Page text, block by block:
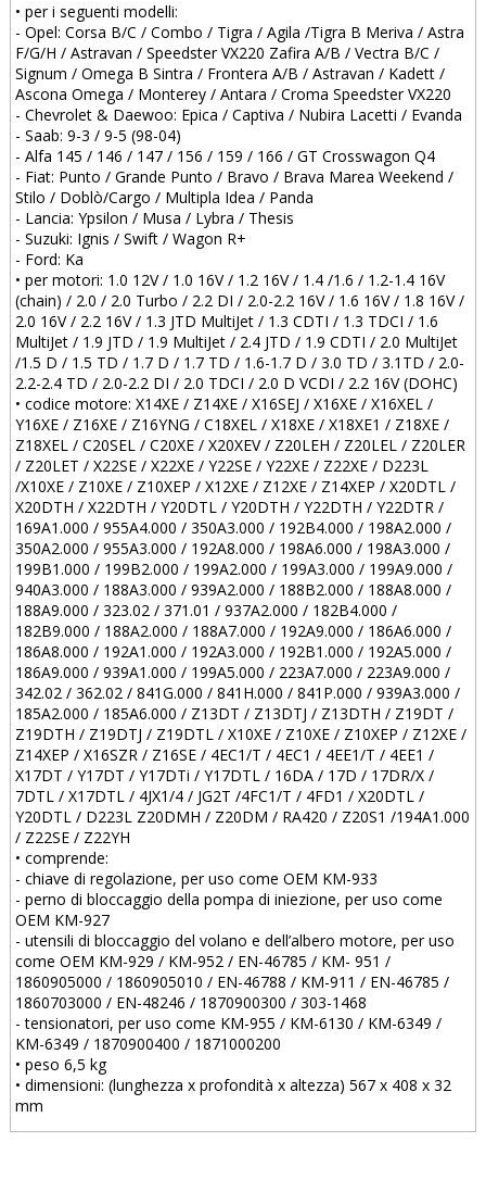
• per i seguenti modelli:
- Opel: Corsa B/C / Combo / Tigra / Agila /Tigra B Meriva / Astra
F/G/H / Astravan / Speedster VX220 Zafira A/B / Vectra B/C /
Signum / Omega B Sintra / Frontera A/B / Astravan / Kadett /
Ascona Omega / Monterey / Antara / Croma Speedster VX220
- Chevrolet & Daewoo: Epica / Captiva / Nubira Lacetti / Evanda
- Saab: 9-3 / 9-5 (98-04)
- Alfa 145 / 146 / 147 / 156 / 159 / 166 / GT Crosswagon Q4
- Fiat: Punto / Grande Punto / Bravo / Brava Marea Weekend /
Stilo / Doblò/Cargo / Multipla Idea / Panda
- Lancia: Ypsilon / Musa / Lybra / Thesis
- Suzuki: Ignis / Swift / Wagon R+
- Ford: Ka
• per motori: 1.0 12V / 1.0 16V / 1.2 16V / 1.4 /1.6 / 1.2-1.4 16V
(chain) / 2.0 / 2.0 Turbo / 2.2 DI / 2.0-2.2 16V / 1.6 16V / 1.8 16V /
2.0 16V / 2.2 16V / 1.3 JTD MultiJet / 1.3 CDTI / 1.3 TDCI / 1.6
MultiJet / 1.9 JTD / 1.9 MultiJet / 2.4 JTD / 1.9 CDTI / 2.0 MultiJet
/1.5 D / 1.5 TD / 1.7 D / 1.7 TD / 1.6-1.7 D / 3.0 TD / 3.1TD / 2.0-
2.2-2.4 TD / 2.0-2.2 DI / 2.0 TDCI / 2.0 D VCDI / 2.2 16V (DOHC)
• codice motore: X14XE / Z14XE / X16SEJ / X16XE / X16XEL /
Y16XE / Z16XE / Z16YNG / C18XEL / X18XE / X18XE1 / Z18XE /
Z18XEL / C20SEL / C20XE / X20XEV / Z20LEH / Z20LEL / Z20LER
/ Z20LET / X22SE / X22XE / Y22SE / Y22XE / Z22XE / D223L
/X10XE / Z10XE / Z10XEP / X12XE / Z12XE / Z14XEP / X20DTL /
X20DTH / X22DTH / Y20DTL / Y20DTH / Y22DTH / Y22DTR /
169A1.000 / 955A4.000 / 350A3.000 / 192B4.000 / 198A2.000 /
350A2.000 / 955A3.000 / 192A8.000 / 198A6.000 / 198A3.000 /
199B1.000 / 199B2.000 / 199A2.000 / 199A3.000 / 199A9.000 /
940A3.000 / 188A3.000 / 939A2.000 / 188B2.000 / 188A8.000 /
188A9.000 / 323.02 / 371.01 / 937A2.000 / 182B4.000 /
182B9.000 / 188A2.000 / 188A7.000 / 192A9.000 / 186A6.000 /
186A8.000 / 192A1.000 / 192A3.000 / 192B1.000 / 192A5.000 /
186A9.000 / 939A1.000 / 199A5.000 / 223A7.000 / 223A9.000 /
342.02 / 362.02 / 841G.000 / 841H.000 / 841P.000 / 939A3.000 /
185A2.000 / 185A6.000 / Z13DT / Z13DTJ / Z13DTH / Z19DT /
Z19DTH / Z19DTJ / Z19DTL / X10XE / Z10XE / Z10XEP / Z12XE /
Z14XEP / X16SZR / Z16SE / 4EC1/T / 4EC1 / 4EE1/T / 4EE1 /
X17DT / Y17DT / Y17DTi / Y17DTL / 16DA / 17D / 17DR/X /
7DTL / X17DTL / 4JX1/4 / JG2T /4FC1/T / 4FD1 / X20DTL /
Y20DTL / D223L Z20DMH / Z20DM / RA420 / Z20S1 /194A1.000
/ Z22SE / Z22YH
• comprende:
- chiave di regolazione, per uso come OEM KM-933
- perno di bloccaggio della pompa di iniezione, per uso come
OEM KM-927
- utensili di bloccaggio del volano e dell’albero motore, per uso
come OEM KM-929 / KM-952 / EN-46785 / KM- 951 /
1860905000 / 1860905010 / EN-46788 / KM-911 / EN-46785 /
1860703000 / EN-48246 / 1870900300 / 303-1468
- tensionatori, per uso come KM-955 / KM-6130 / KM-6349 /
KM-6349 / 1870900400 / 1871000200
• peso 6,5 kg
• dimensioni: (lunghezza x profondità x altezza) 567 x 408 x 32
mm